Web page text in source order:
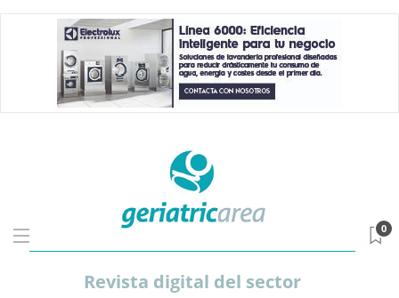
Revista digital del sector
0